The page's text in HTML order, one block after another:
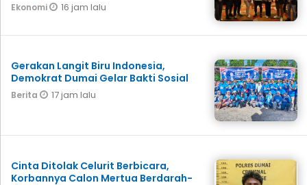
Ekonomi 16 jam lalu
Gerakan Langit Biru Indonesia,
Demokrat Dumai Gelar Bakti Sosial
Berita 17 jam lalu
Cinta Ditolak Celurit Berbicara,
Korbannya Calon Mertua Berdarah-